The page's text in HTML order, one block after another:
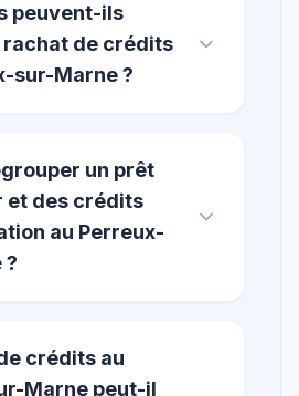
peuvent-ils
rachat de crédits
sur-Marne ?
un prêt
et des crédits
au Perreux-
?
crédits au
Marne peut-il